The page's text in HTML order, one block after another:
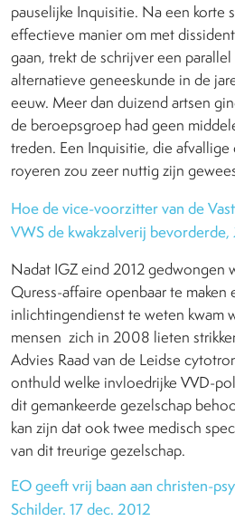
pauselijke Inquisitie. Na een korte
effectieve manier om met
gaan, trekt de schrijver een
alternatieve geneeskunde in de
eeuw. Meer dan duizend artsen
de beroepsgroep had geen
treden. Een Inquisitie, die afvallige
royeren zou zeer nuttig zijn
Hoe de vice-voorzitter van de
VWS de kwakzalverij bevorderde,
Nadat IGZ eind 2012 gedwongen
Quress-affaire openbaar te maken
inlichtingendienst te weten kwam
mensen zich in 2008 lieten
Advies Raad van de Leidse
onthuld welke invloedrijke VVD-
dit gemankeerde gezelschap
kan zijn dat ook twee medisch
van dit treurige gezelschap.
EO geeft vrij baan aan christen-
Schilder. 17 dec. 2012